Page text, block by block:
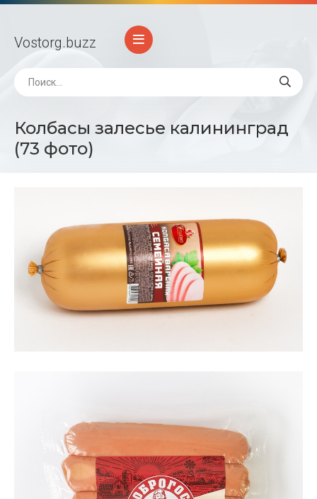
Vostorg.buzz
Колбасы залесье калининград
(73 фото)